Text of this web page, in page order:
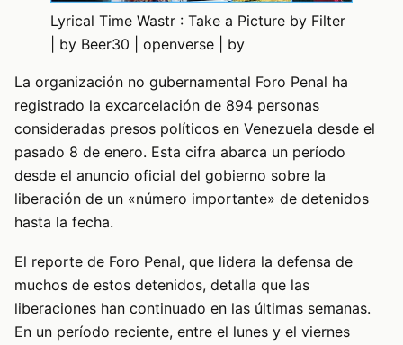
Lyrical Time Wastr : Take a Picture by Filter
| by Beer30 | openverse | by
La organización no gubernamental Foro Penal ha
registrado la excarcelación de 894 personas
consideradas presos políticos en Venezuela desde el
pasado 8 de enero. Esta cifra abarca un período
desde el anuncio oficial del gobierno sobre la
liberación de un «número importante» de detenidos
hasta la fecha.
El reporte de Foro Penal, que lidera la defensa de
muchos de estos detenidos, detalla que las
liberaciones han continuado en las últimas semanas.
En un período reciente, entre el lunes y el viernes